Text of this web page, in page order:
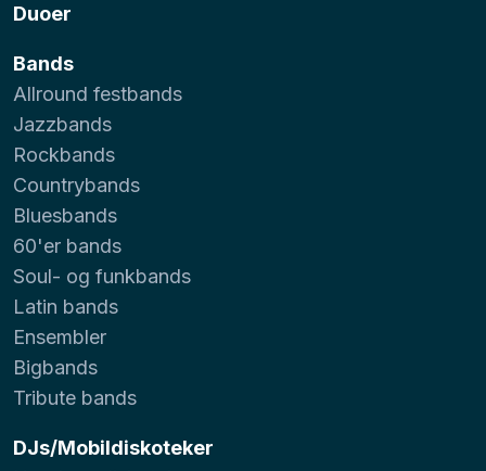
Duoer
Bands
Allround festbands
Jazzbands
Rockbands
Countrybands
Bluesbands
60'er bands
Soul- og funkbands
Latin bands
Ensembler
Bigbands
Tribute bands
DJs/Mobildiskoteker